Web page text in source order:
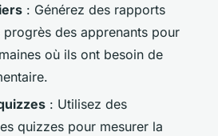
: Générez des rapports
progrès des apprenants pour
où ils ont besoin de
: Utilisez des
quizzes pour mesurer la